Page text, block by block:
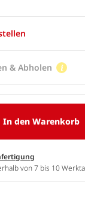
In den Warenkorb
von 7 bis 10
& Abholen